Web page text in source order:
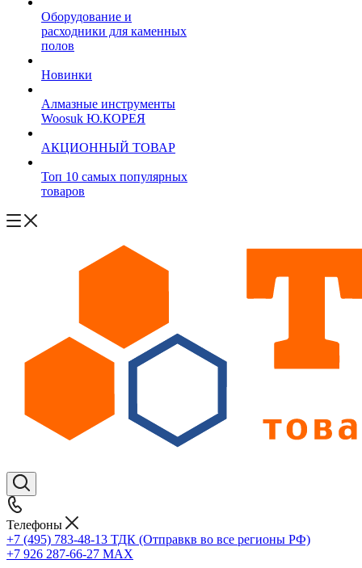
Оборудование и
расходники для каменных
полов
Новинки
Алмазные инструменты
Woosuk Ю.КОРЕЯ
АКЦИОННЫЙ ТОВАР
Топ 10 самых популярных
товаров
Телефоны
+7 (495) 783-48-13 ТДК (Отправкв во все регионы РФ)
+7 926 287-66-27 МАХ